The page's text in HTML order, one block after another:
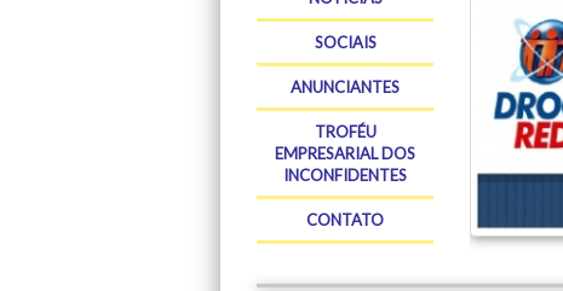
SOCIAIS
ANUNCIANTES
TROFÉU
EMPRESARIAL DOS
INCONFIDENTES
CONTATO